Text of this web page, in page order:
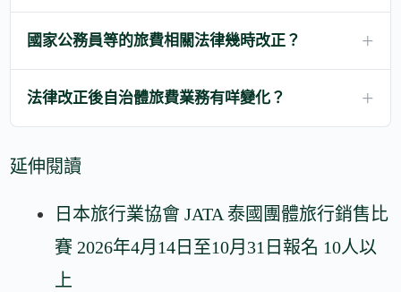
國家公務員等的旅費相關法律幾時改正？
法律改正後自治體旅費業務有咩變化？
延伸閱讀
日本旅行業協會 JATA 泰國團體旅行銷售比
賽 2026年4月14日至10月31日報名 10人以
上